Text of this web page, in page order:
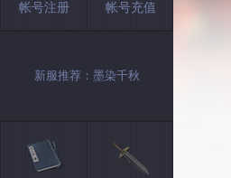
帐号注册 帐号充值
新服推荐：墨染千秋